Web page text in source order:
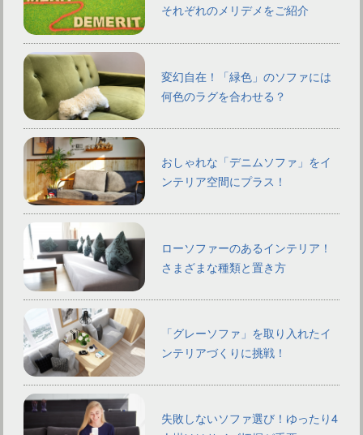
それぞれのメリデメをご紹介
変幻自在！「緑色」のソファには
何色のラグを合わせる？
おしゃれな「デニムソファ」をイ
ンテリア空間にプラス！
ローソファーのあるインテリア！
さまざまな種類と置き方
「グレーソファ」を取り入れたイ
ンテリアづくりに挑戦！
失敗しないソファ選び！ゆったり4